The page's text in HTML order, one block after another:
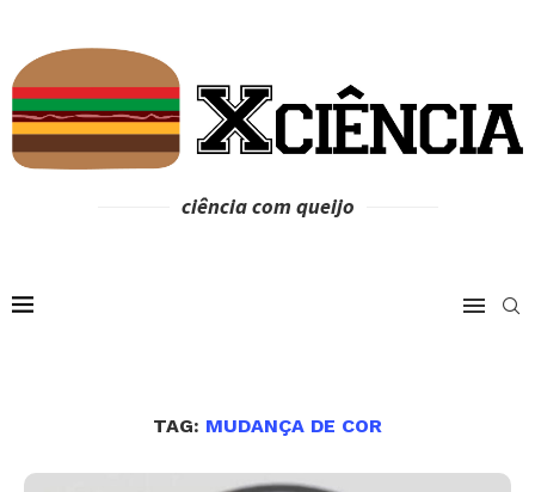
ciência com queijo
TAG: MUDANÇA DE COR